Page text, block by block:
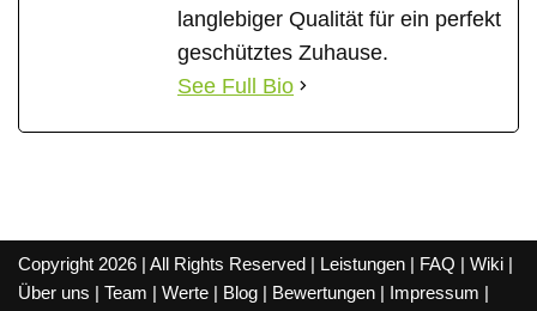
langlebiger Qualität für ein perfekt
geschütztes Zuhause.
See Full Bio
Copyright 2026 | All Rights Reserved | Leistungen | FAQ | Wiki |
Über uns | Team | Werte | Blog | Bewertungen | Impressum |